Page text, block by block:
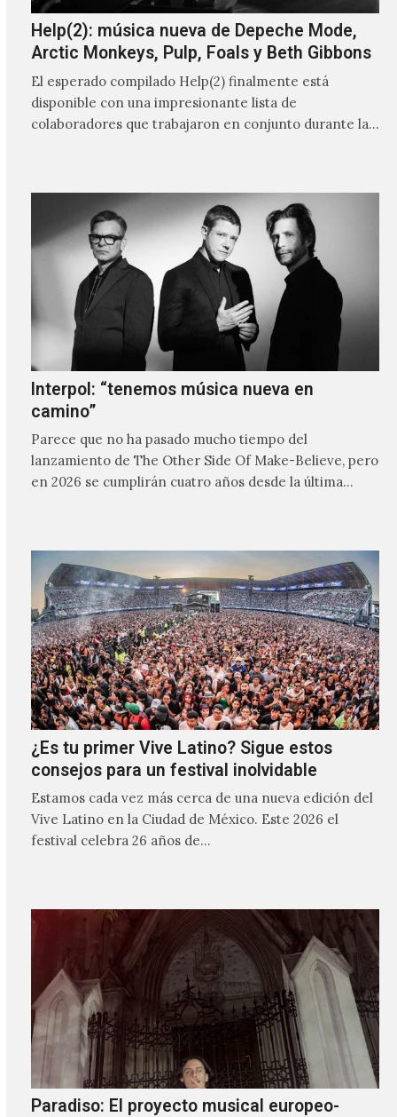
Help(2): música nueva de Depeche Mode,
Arctic Monkeys, Pulp, Foals y Beth Gibbons
El esperado compilado Help(2) finalmente está
disponible con una impresionante lista de
colaboradores que trabajaron en conjunto durante la
Interpol: “tenemos música nueva en
camino”
Parece que no ha pasado mucho tiempo del
lanzamiento de The Other Side Of Make-Believe, pero
en 2026 se cumplirán cuatro años desde la última…
¿Es tu primer Vive Latino? Sigue estos
consejos para un festival inolvidable
Estamos cada vez más cerca de una nueva edición del
Vive Latino en la Ciudad de México. Este 2026 el
festival celebra 26 años de…
Paradiso: El proyecto musical europeo-